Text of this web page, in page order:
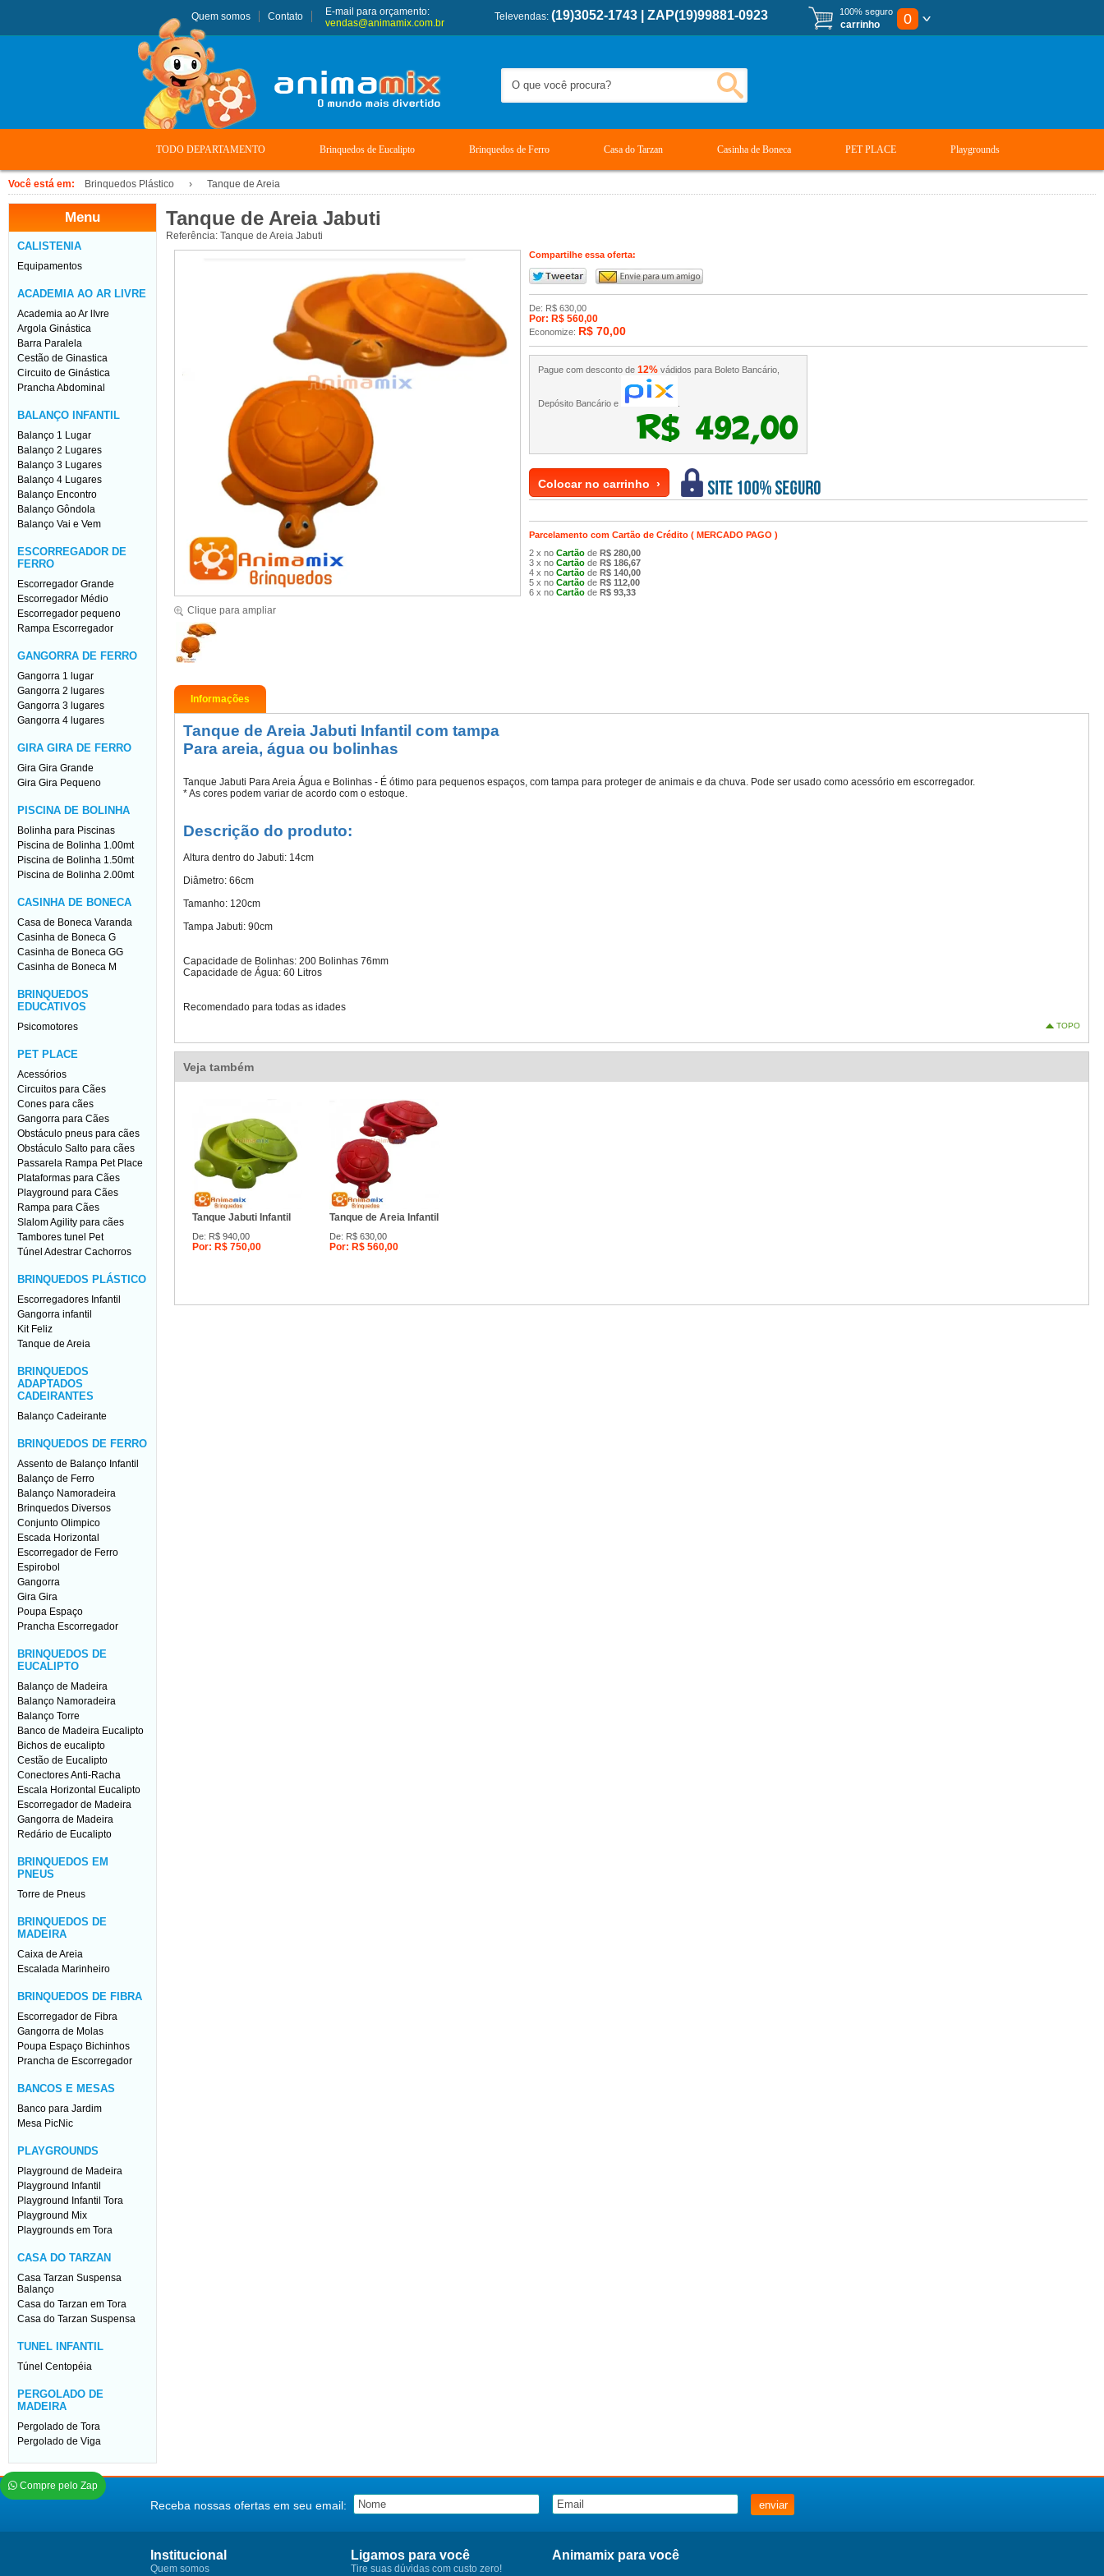
Quem somos Contato
E-mail para orçamento:
vendas@animamix.com.br
Televendas: (19)3052-1743 | ZAP(19)99881-0923 100% seguro
carrinho 0
TODO DEPARTAMENTO Brinquedos de Eucalipto Brinquedos de Ferro Casa do Tarzan Casinha de Boneca PET PLACE Playgrounds
Você está em: Brinquedos Plástico › Tanque de Areia
Menu
CALISTENIA
Equipamentos
ACADEMIA AO AR LIVRE
Academia ao Ar lIvre
Argola Ginástica
Barra Paralela
Cestão de Ginastica
Circuito de Ginástica
Prancha Abdominal
BALANÇO INFANTIL
Balanço 1 Lugar
Balanço 2 Lugares
Balanço 3 Lugares
Balanço 4 Lugares
Balanço Encontro
Balanço Gôndola
Balanço Vai e Vem
ESCORREGADOR DE
FERRO
Escorregador Grande
Escorregador Médio
Escorregador pequeno
Rampa Escorregador
GANGORRA DE FERRO
Gangorra 1 lugar
Gangorra 2 lugares
Gangorra 3 lugares
Gangorra 4 lugares
GIRA GIRA DE FERRO
Gira Gira Grande
Gira Gira Pequeno
PISCINA DE BOLINHA
Bolinha para Piscinas
Piscina de Bolinha 1.00mt
Piscina de Bolinha 1.50mt
Piscina de Bolinha 2.00mt
CASINHA DE BONECA
Casa de Boneca Varanda
Casinha de Boneca G
Casinha de Boneca GG
Casinha de Boneca M
BRINQUEDOS
EDUCATIVOS
Psicomotores
PET PLACE
Acessórios
Circuitos para Cães
Cones para cães
Gangorra para Cães
Obstáculo pneus para cães
Obstáculo Salto para cães
Passarela Rampa Pet Place
Plataformas para Cães
Playground para Cães
Rampa para Cães
Slalom Agility para cães
Tambores tunel Pet
Túnel Adestrar Cachorros
BRINQUEDOS PLÁSTICO
Escorregadores Infantil
Gangorra infantil
Kit Feliz
Tanque de Areia
BRINQUEDOS
ADAPTADOS
CADEIRANTES
Balanço Cadeirante
BRINQUEDOS DE FERRO
Assento de Balanço Infantil
Balanço de Ferro
Balanço Namoradeira
Brinquedos Diversos
Conjunto Olimpico
Escada Horizontal
Escorregador de Ferro
Espirobol
Gangorra
Gira Gira
Poupa Espaço
Prancha Escorregador
BRINQUEDOS DE
EUCALIPTO
Balanço de Madeira
Balanço Namoradeira
Balanço Torre
Banco de Madeira Eucalipto
Bichos de eucalipto
Cestão de Eucalipto
Conectores Anti-Racha
Escala Horizontal Eucalipto
Escorregador de Madeira
Gangorra de Madeira
Redário de Eucalipto
BRINQUEDOS EM
PNEUS
Torre de Pneus
BRINQUEDOS DE
MADEIRA
Caixa de Areia
Escalada Marinheiro
BRINQUEDOS DE FIBRA
Escorregador de Fibra
Gangorra de Molas
Poupa Espaço Bichinhos
Prancha de Escorregador
BANCOS E MESAS
Banco para Jardim
Mesa PicNic
PLAYGROUNDS
Playground de Madeira
Playground Infantil
Playground Infantil Tora
Playground Mix
Playgrounds em Tora
CASA DO TARZAN
Casa Tarzan Suspensa
Balanço
Casa do Tarzan em Tora
Casa do Tarzan Suspensa
TUNEL INFANTIL
Túnel Centopéia
PERGOLADO DE
MADEIRA
Pergolado de Tora
Pergolado de Viga
Tanque de Areia Jabuti
Referência: Tanque de Areia Jabuti
Clique para ampliar
Compartilhe essa oferta:
De: R$ 630,00
Por: R$ 560,00
Economize: R$ 70,00
Pague com desconto de 12% vádidos para Boleto Bancário,
Depósito Bancário e
R$ 492,00
Colocar no carrinho ›
Parcelamento com Cartão de Crédito ( MERCADO PAGO )
2 x no Cartão de R$ 280,00
3 x no Cartão de R$ 186,67
4 x no Cartão de R$ 140,00
5 x no Cartão de R$ 112,00
6 x no Cartão de R$ 93,33
Informações
Tanque de Areia Jabuti Infantil com tampa
Para areia, água ou bolinhas
Tanque Jabuti Para Areia Água e Bolinhas - É ótimo para pequenos espaços, com tampa para proteger de animais e da chuva. Pode ser usado como acessório em escorregador.
* As cores podem variar de acordo com o estoque.
Descrição do produto:
Altura dentro do Jabuti: 14cm
Diâmetro: 66cm
Tamanho: 120cm
Tampa Jabuti: 90cm
Capacidade de Bolinhas: 200 Bolinhas 76mm
Capacidade de Água: 60 Litros
Recomendado para todas as idades
TOPO
Veja também
Tanque Jabuti Infantil
De: R$ 940,00
Por: R$ 750,00
Tanque de Areia Infantil
De: R$ 630,00
Por: R$ 560,00
Receba nossas ofertas em seu email:
Institucional
Quem somos
Ligamos para você
Tire suas dúvidas com custo zero!
Animamix para você
Compre pelo Zap